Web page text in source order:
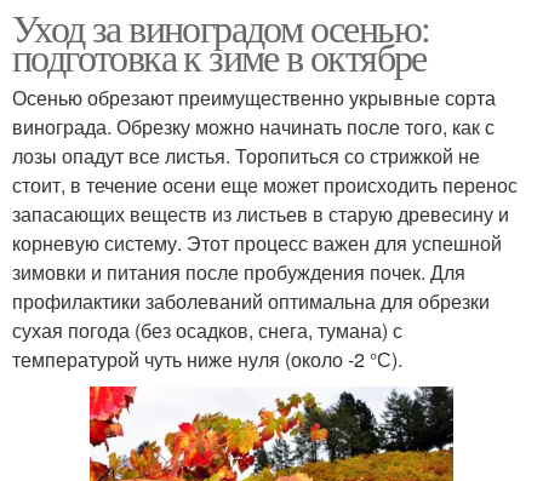
Уход за виноградом осенью:
подготовка к зиме в октябре
Осенью обрезают преимущественно укрывные сорта
винограда. Обрезку можно начинать после того, как с
лозы опадут все листья. Торопиться со стрижкой не
стоит, в течение осени еще может происходить перенос
запасающих веществ из листьев в старую древесину и
корневую систему. Этот процесс важен для успешной
зимовки и питания после пробуждения почек. Для
профилактики заболеваний оптимальна для обрезки
сухая погода (без осадков, снега, тумана) с
температурой чуть ниже нуля (около -2 °С).